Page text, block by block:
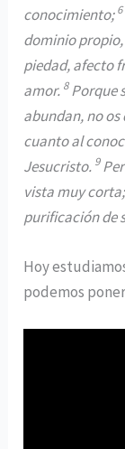
conocimiento;6
dominio
piedad, afecto
amor. 8Porque
abundan, no
cuanto al
Jesucristo. 9
vista muy
purificación de
Hoy
podemos